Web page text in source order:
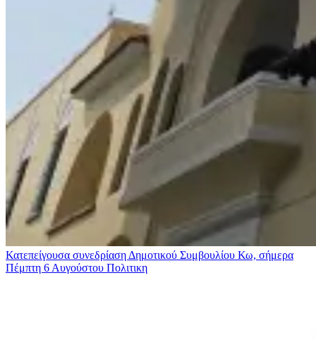
Κατεπείγουσα συνεδρίαση Δημοτικού Συμβουλίου Κω, σήμερα
Πέμπτη 6 Αυγούστου Πολιτικη